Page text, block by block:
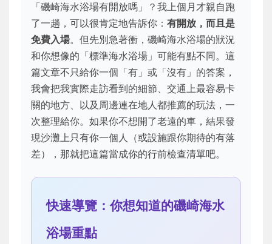
「磯崎海水浴場有開放嗎」？我上個月才親自跑
了一趟，可以很肯定地告訴你： 有開放，而且是
免費入場。但先別急著衝，磯崎海水浴場的狀況
和你想像的「標準海水浴場」可能有點不同。這
篇文章不只給你一個「有」或「沒有」的答案，
我會把我實際走訪看到的細節、交通上最容易卡
關的地方、以及周邊連在地人都推薦的玩法，一
次整理給你。如果你不想開了老遠的車，結果發
現沙灘上只有你一個人（或設施跟你期待的有落
差），那就把這篇當成你的行前檢查清單吧。
快速導覽：你想知道的磯崎海水
浴場重點